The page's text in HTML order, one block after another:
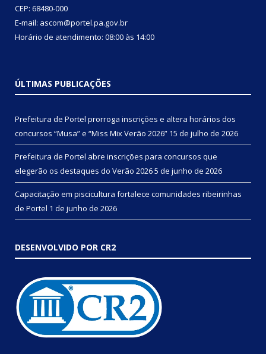
CEP: 68480-000
E-mail: ascom@portel.pa.gov.br
Horário de atendimento: 08:00 às 14:00
ÚLTIMAS PUBLICAÇÕES
Prefeitura de Portel prorroga inscrições e altera horários dos
concursos “Musa” e “Miss Mix Verão 2026” 15 de julho de 2026
Prefeitura de Portel abre inscrições para concursos que
elegerão os destaques do Verão 20265 de junho de 2026
Capacitação em piscicultura fortalece comunidades ribeirinhas
de Portel 1 de junho de 2026
DESENVOLVIDO POR CR2